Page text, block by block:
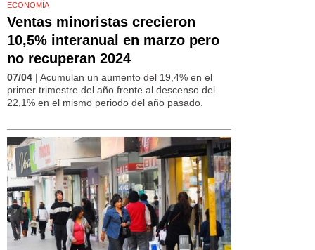
ECONOMÍA
Ventas minoristas crecieron
10,5% interanual en marzo pero
no recuperan 2024
07/04 | Acumulan un aumento del 19,4% en el
primer trimestre del año frente al descenso del
22,1% en el mismo periodo del año pasado.